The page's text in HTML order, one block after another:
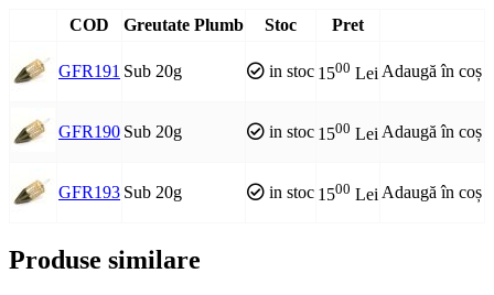
COD Greutate Plumb Stoc Pret
GFR191 Sub 20g in stoc 1500 Lei Adaugă în coș
GFR190 Sub 20g in stoc 1500 Lei Adaugă în coș
GFR193 Sub 20g in stoc 1500 Lei Adaugă în coș
Produse similare